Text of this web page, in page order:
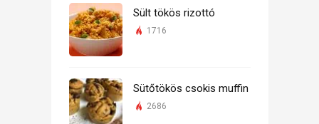
Sült tökös rizottó
1716
Sütőtökös csokis muffin
2686